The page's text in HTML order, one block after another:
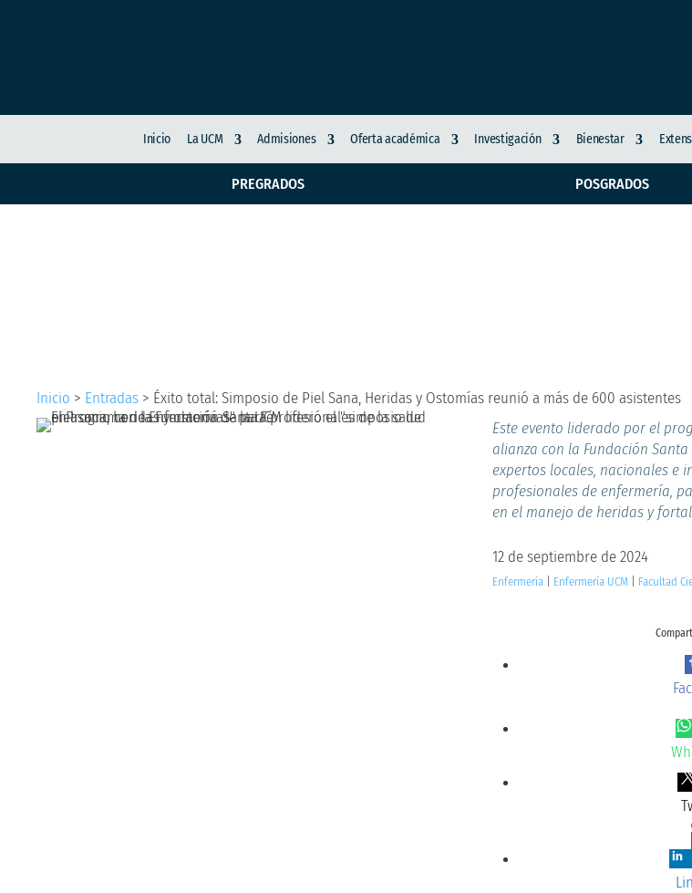
Inicio La UCM Admisiones Oferta académica Investigación Bienestar
PREGRADOS POSGRADOS
Inicio > Entradas > Éxito total: Simposio de Piel Sana, Heridas y Ostomías reunió a más de 600 asistentes
Este evento liderado por el
alianza con la Fundación
expertos locales, nacionales e
profesionales de enfermería,
en el manejo de heridas y
12 de septiembre de 2024
Enfermería Enfermería UCM Facultad